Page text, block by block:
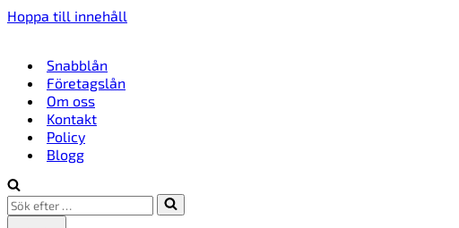
Hoppa till innehåll
Snabblån
Företagslån
Om oss
Kontakt
Policy
Blogg
Sök
efter